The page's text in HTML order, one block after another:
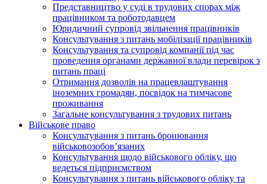
Представництво у суді в трудових спорах між
працівником та роботодавцем
Юридичний супровід звільнення працівників
Консультування з питань мобілізації працівників
Консультування та супровід компанії під час
проведення органами державної влади перевірок з
питань праці
Отримання дозволів на працевлаштування
іноземних громадян, посвідок на тимчасове
проживання
Загальне консультування з трудових питань
Військове право
Консультування з питань бронювання
військовозобов’язаних
Консультування щодо військового обліку, що
ведеться підприємством
Консультування з питань військового обліку та